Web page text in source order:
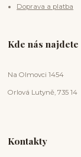
Doprava a platba
Kde nás najdete
Na Olmovci 1454
Orlová Lutyně, 735 14
Kontakty